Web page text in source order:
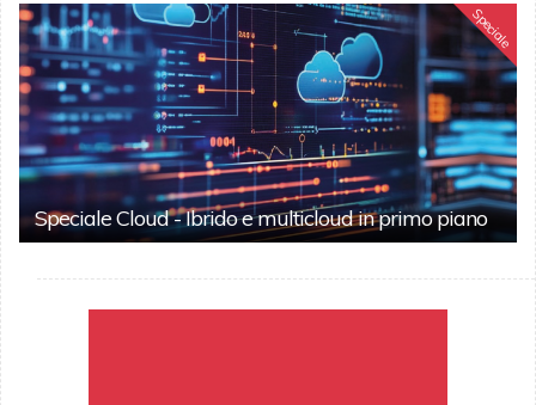
Speciale
Speciale Cloud - Ibrido e multicloud in primo piano